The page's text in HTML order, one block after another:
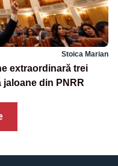
Stoica Marian
extraordinară trei
din PNRR